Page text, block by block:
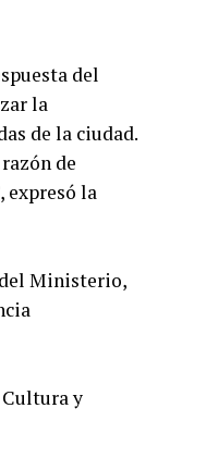
del
la
de la ciudad.
de
expresó la
Ministerio,
Cultura y